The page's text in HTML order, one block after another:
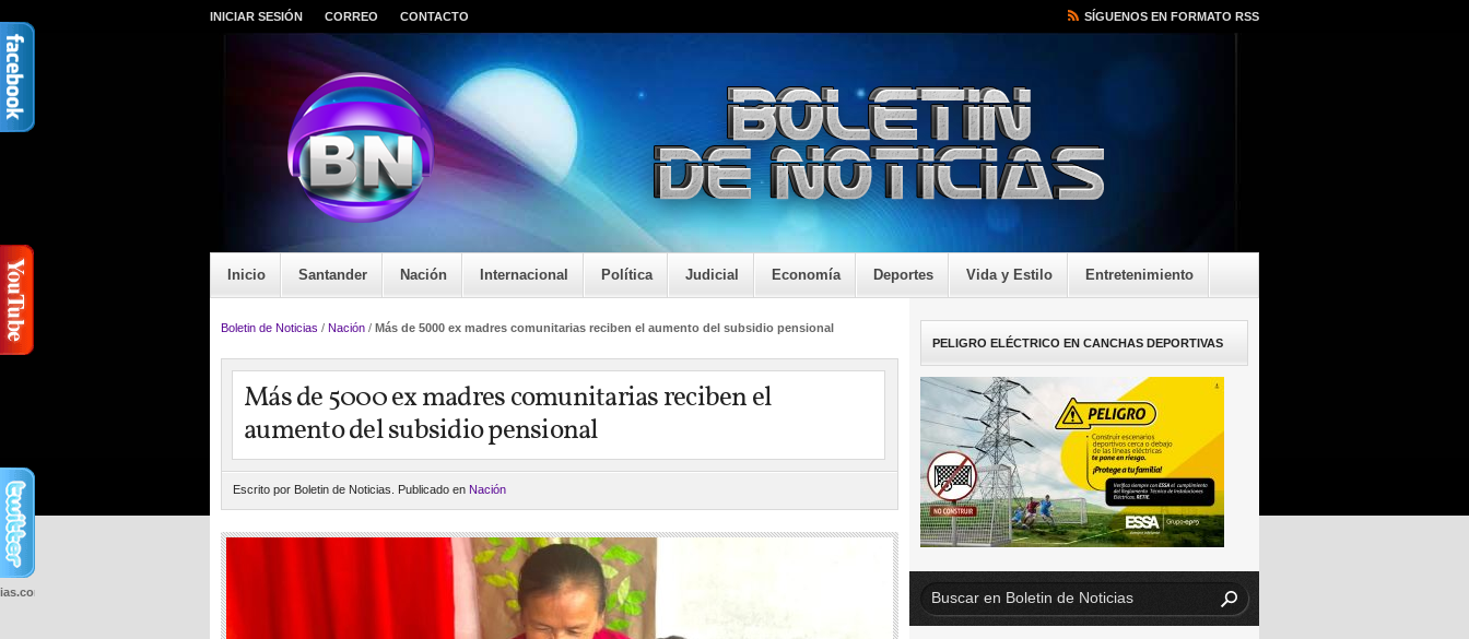
INICIAR SESIÓN CORREO CONTACTO SÍGUENOS EN FORMATO RSS
Inicio Santander Nación Internacional Política Judicial Economía Deportes Vida y Estilo Entretenimiento
Boletin de Noticias / Nación / Más de 5000 ex madres comunitarias reciben el aumento del subsidio pensional
Más de 5000 ex madres comunitarias reciben el
aumento del subsidio pensional
Escrito por Boletin de Noticias. Publicado en Nación
PELIGRO ELÉCTRICO EN CANCHAS DEPORTIVAS
wp-